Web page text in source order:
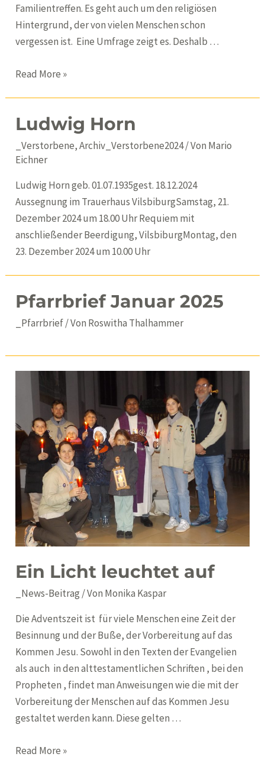
Familientreffen. Es geht auch um den religiösen
Hintergrund, der von vielen Menschen schon
vergessen ist. Eine Umfrage zeigt es. Deshalb …
Es
der
Pfarreiengemeinschaft
Read More »
Ludwig Horn
_Verstorbene,Archiv_Verstorbene2024/ Von Mario
Eichner
Ludwig Horn geb. 01.07.1935gest. 18.12.2024
Aussegnung im Trauerhaus VilsbiburgSamstag, 21.
Dezember 2024 um 18.00 Uhr Requiem mit
anschließender Beerdigung, VilsbiburgMontag, den
23. Dezember 2024 um 10.00 Uhr
Pfarrbrief Januar 2025
_Pfarrbrief/ Von Roswitha Thalhammer
Ein Licht leuchtet auf
_News-Beitrag / Von Monika Kaspar
Die Adventszeit ist für viele Menschen eine Zeit der
Besinnung und der Buße, der Vorbereitung auf das
Kommen Jesu. Sowohl in den Texten der Evangelien
als auch in den alttestamentlichen Schriften , bei den
Propheten , findet man Anweisungen wie die mit der
Vorbereitung der Menschen auf das Kommen Jesu
gestaltet werden kann. Diese gelten …
Ein
Read More »